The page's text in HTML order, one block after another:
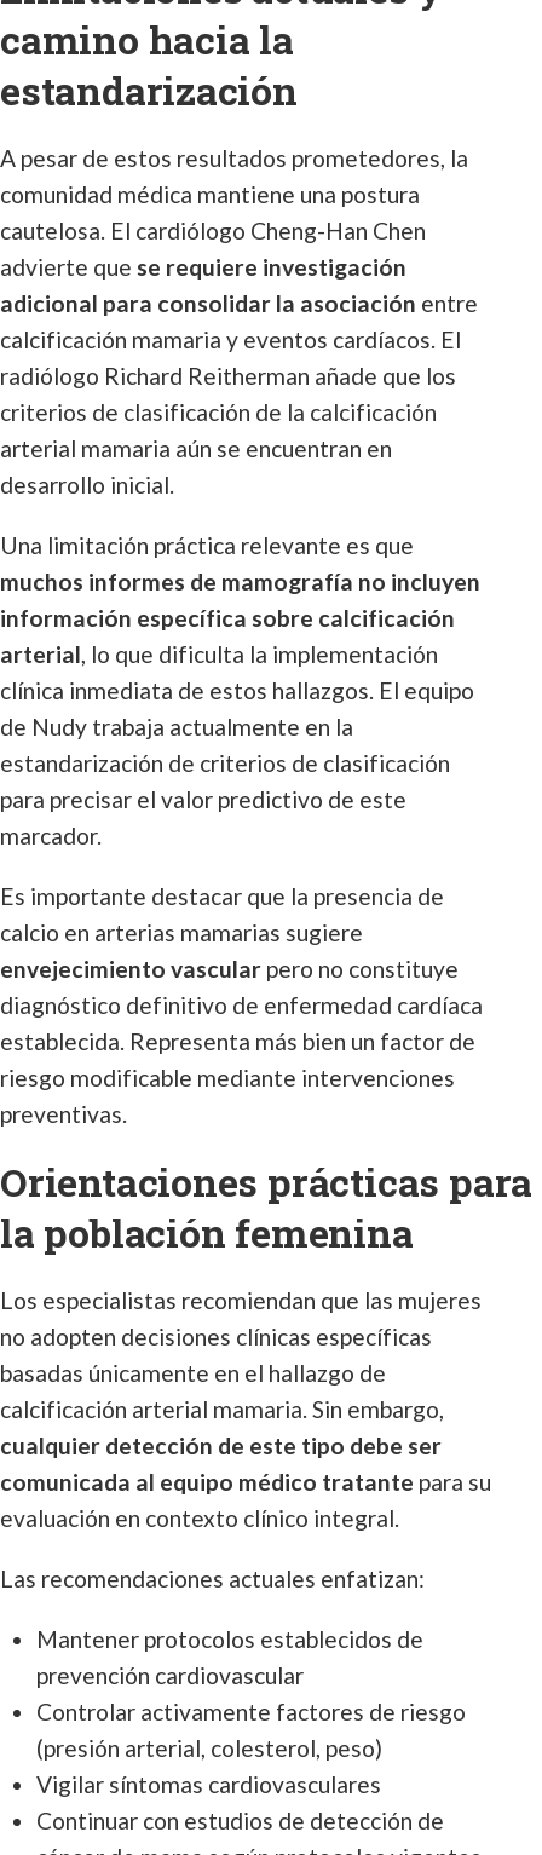
camino hacia la
estandarización
A pesar de estos resultados prometedores, la
comunidad médica mantiene una postura
cautelosa. El cardiólogo Cheng-Han Chen
advierte que se requiere investigación
adicional para consolidar la asociación entre
calcificación mamaria y eventos cardíacos. El
radiólogo Richard Reitherman añade que los
criterios de clasificación de la calcificación
arterial mamaria aún se encuentran en
desarrollo inicial.
Una limitación práctica relevante es que
muchos informes de mamografía no incluyen
información específica sobre calcificación
arterial, lo que dificulta la implementación
clínica inmediata de estos hallazgos. El equipo
de Nudy trabaja actualmente en la
estandarización de criterios de clasificación
para precisar el valor predictivo de este
marcador.
Es importante destacar que la presencia de
calcio en arterias mamarias sugiere
envejecimiento vascular pero no constituye
diagnóstico definitivo de enfermedad cardíaca
establecida. Representa más bien un factor de
riesgo modificable mediante intervenciones
preventivas.
Orientaciones prácticas para
la población femenina
Los especialistas recomiendan que las mujeres
no adopten decisiones clínicas específicas
basadas únicamente en el hallazgo de
calcificación arterial mamaria. Sin embargo,
cualquier detección de este tipo debe ser
comunicada al equipo médico tratante para su
evaluación en contexto clínico integral.
Las recomendaciones actuales enfatizan:
Mantener protocolos establecidos de
prevención cardiovascular
Controlar activamente factores de riesgo
(presión arterial, colesterol, peso)
Vigilar síntomas cardiovasculares
Continuar con estudios de detección de